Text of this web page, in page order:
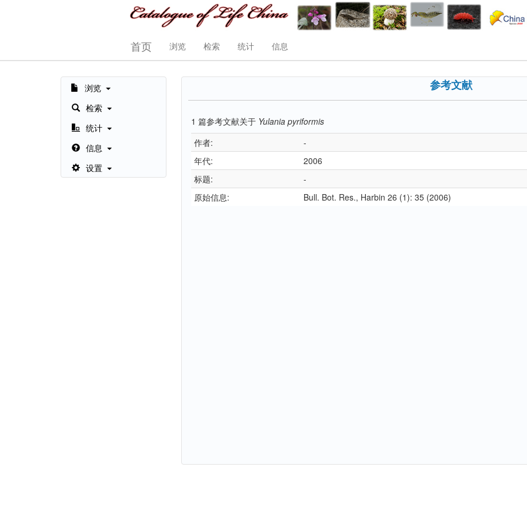
首页 浏览 检索 统计 信息
浏览
检索
统计
信息
设置
参考文献
1 篇参考文献关于 Yulania pyriformis
作者:
-
年代:
2006
标题:
-
原始信息:
Bull. Bot. Res., Harbin 26 (1): 35 (2006)